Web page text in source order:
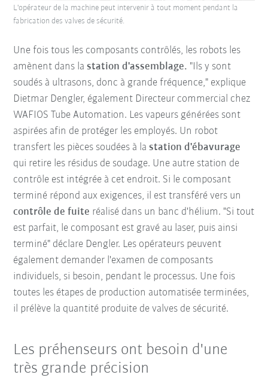
Une fois tous les composants contrôlés, les robots les
amènent dans lastation d'assemblage. "Ils y sont
soudés à ultrasons, donc à grande fréquence," explique
Dietmar Dengler, également Directeur commercial chez
WAFIOS Tube Automation. Les vapeurs générées sont
aspirées afin de protéger les employés. Un robot
transfert les pièces soudées à lastation d'ébavurage
qui retire les résidus de soudage. Une autre station de
contrôle est intégrée à cet endroit. Si le composant
terminé répond aux exigences, il est transféré vers un
contrôle de fuite réalisé dans un banc d'hélium. "Si tout
est parfait, le composant est gravé au laser, puis ainsi
terminé" déclare Dengler. Les opérateurs peuvent
également demander l'examen de composants
individuels, si besoin, pendant le processus. Une fois
toutes les étapes de production automatisée terminées,
il prélève la quantité produite de valves de sécurité.
L'opérateur de la machine peut intervenir à tout moment pendant la
fabrication des valves de sécurité.
Les préhenseurs ont besoin d'une
très grande précision